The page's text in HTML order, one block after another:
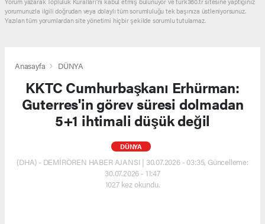
yorumunuzla ilgili doğrudan veya dolaylı tüm sorumluluğu tek başınıza üstleniyorsunuz.
Yazılan tüm yorumlardan site yönetimi hiçbir şekilde sorumlu tutulamaz.
Anasayfa DÜNYA
KKTC Cumhurbaşkanı Erhürman:
Guterres'in görev süresi dolmadan
5+1 ihtimali düşük değil
DÜNYA
(DHA) - DEMİRÖREN HABER AJANSI | 30.07.2026 - 03:35, Güncelleme:
30.07.2026 - 11:47
1027 kez okundu.